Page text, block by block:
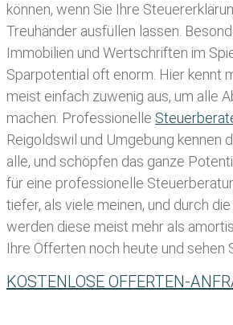
können, wenn Sie Ihre
Treuhänder ausfüllen lassen .
Immobilien und Wertschriften im
Sparpotential oft enorm. Hier kennt
meist einfach zuwenig aus, um alle
machen. Professionelle
Reigoldswil und Umgebung kennen
alle, und schöpfen das ganze
für eine professionelle
tiefer, als viele meinen, und durch
werden diese meist mehr als
Ihre Offerten noch heute und sehen
KOSTENLOSE OFFERTEN-